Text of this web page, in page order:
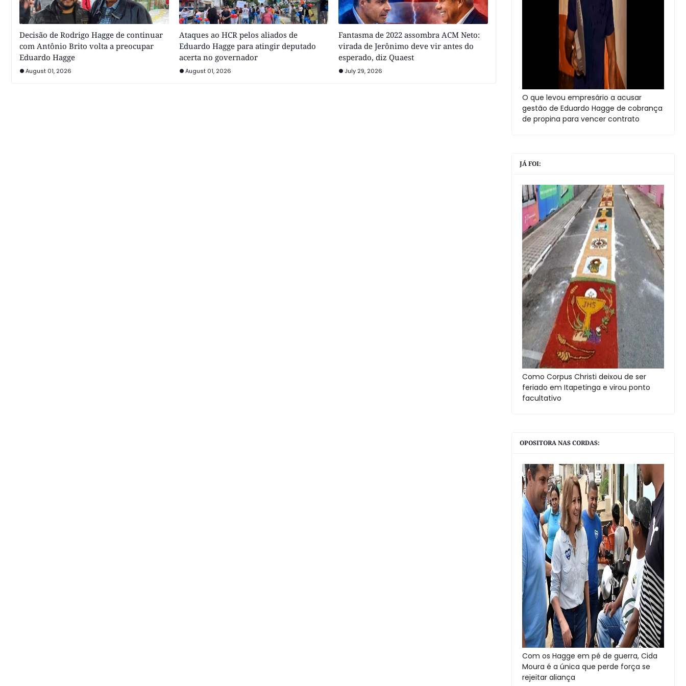
Decisão de Rodrigo Hagge de continuar
com Antônio Brito volta a preocupar
Eduardo Hagge
August 01, 2026
Ataques ao HCR pelos aliados de
Eduardo Hagge para atingir deputado
acerta no governador
August 01, 2026
Fantasma de 2022 assombra ACM Neto:
virada de Jerônimo deve vir antes do
esperado, diz Quaest
July 29, 2026
O que levou empresário a acusar
gestão de Eduardo Hagge de cobrança
de propina para vencer contrato
JÁ FOI:
Como Corpus Christi deixou de ser
feriado em Itapetinga e virou ponto
facultativo
OPOSITORA NAS CORDAS:
Com os Hagge em pé de guerra, Cida
Moura é a única que perde força se
rejeitar aliança